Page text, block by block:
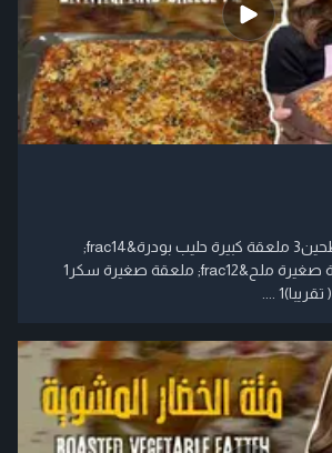
المكونات :6 أكواب طحين3 ملعقة كبيرة حليب بودرة&frac14;
كوب زيت زيتونملعقة صغيرة ملح&frac12; ملعقة صغيرة سكر1